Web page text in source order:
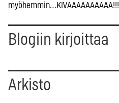
myöhemmin…KIVAAAAAAAAAA!!!
Blogiin kirjoittaa
Arkisto